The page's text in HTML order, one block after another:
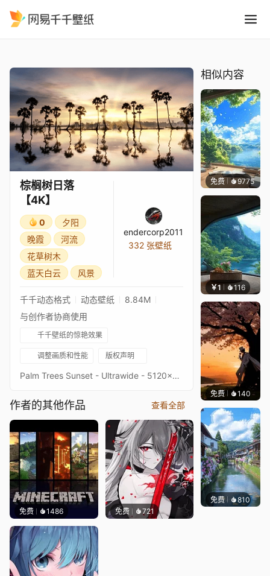
棕榈树日落
【4K】
0
夕阳
晚霞
河流
花草树木
蓝天白云
风景
endercorp2011
332 张壁纸
千千动态格式 动态壁纸
8.84M
与创作者协商使用
千千壁纸的惊艳效果
调整画质和性能 版权声明
Palm Trees Sunset - Ultrawide - 5120x2160 - 3440x1440Original picture from WallpaperflareImage quality is a priority, high-end setup recommendedKeywords : Landscape, Nature, Water, River, Lake, Reflexion, Clouds, 2160p, 4K, HD
作者的其他作品 查看全部
免费 1486 免费 721
相似内容
免费 9775叮叮
￥1 116叮叮
免费 140渔小小
免费 810叮叮